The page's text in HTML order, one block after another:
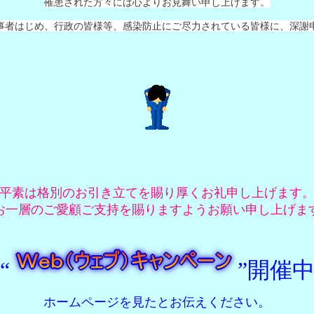
はじめ、行政の皆様等、感染防止にご尽力されている皆様に、深謝
平素は格別のお引き立てを賜り厚くお礼申し上げます。
一層のご愛顧ご支持を賜りますようお願い申し上げま
“ ”開催中
ホームページを見たとお伝えください。